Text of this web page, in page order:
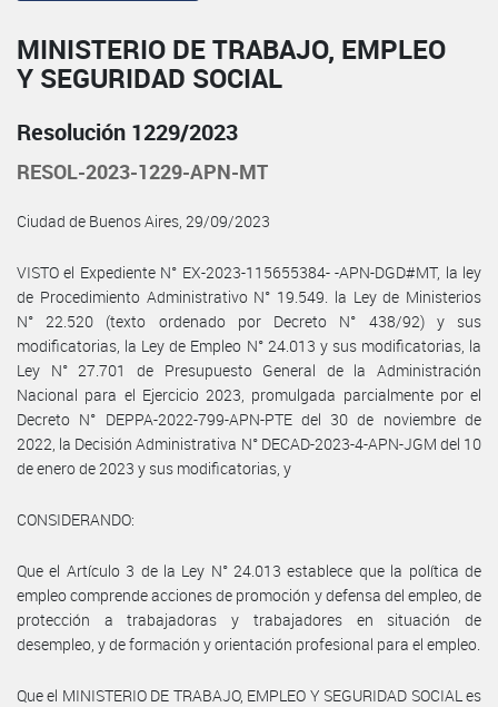
MINISTERIO DE TRABAJO, EMPLEO
Y SEGURIDAD SOCIAL
Resolución 1229/2023
RESOL-2023-1229-APN-MT
Ciudad de Buenos Aires, 29/09/2023
VISTO el Expediente N° EX-2023-115655384- -APN-DGD#MT, la ley
de Procedimiento Administrativo N° 19.549. la Ley de Ministerios
N° 22.520 (texto ordenado por Decreto N° 438/92) y sus
modificatorias, la Ley de Empleo N° 24.013 y sus modificatorias, la
Ley N° 27.701 de Presupuesto General de la Administración
Nacional para el Ejercicio 2023, promulgada parcialmente por el
Decreto N° DEPPA-2022-799-APN-PTE del 30 de noviembre de
2022, la Decisión Administrativa N° DECAD-2023-4-APN-JGM del 10
de enero de 2023 y sus modificatorias, y
CONSIDERANDO:
Que el Artículo 3 de la Ley N° 24.013 establece que la política de
empleo comprende acciones de promoción y defensa del empleo, de
protección a trabajadoras y trabajadores en situación de
desempleo, y de formación y orientación profesional para el empleo.
Que el MINISTERIO DE TRABAJO, EMPLEO Y SEGURIDAD SOCIAL es